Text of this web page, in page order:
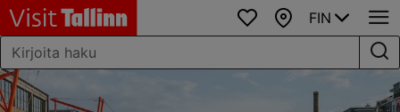
SuosikitKartta
FIN